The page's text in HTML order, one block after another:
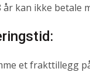
år kan ikke betale
et frakttillegg